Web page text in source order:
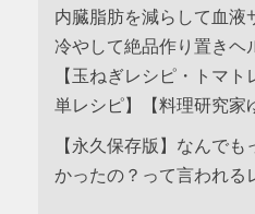
内臓脂肪を減らして血液
冷やして絶品作り置きヘ
【玉ねぎレシピ・トマ
単レシピ】【料理研究家
【永久保存版】なんで
かったの？って言われる